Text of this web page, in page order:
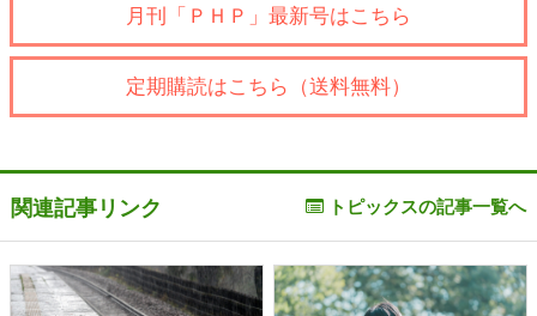
月刊「ＰＨＰ」最新号はこちら
定期購読はこちら（送料無料）
関連記事リンク トピックスの記事一覧へ